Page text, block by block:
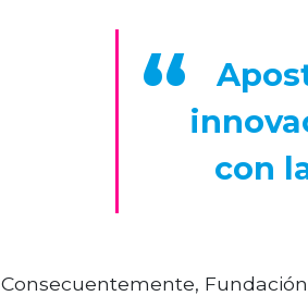
con
Consecuentemente,